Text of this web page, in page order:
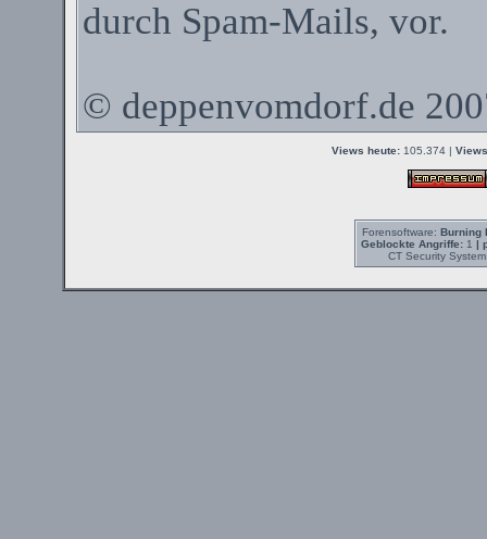
durch Spam-Mails, vor.
© deppenvomdorf.de
Views heute:105.374 |
Forensoftware: Burning
Geblockte Angriffe:1 |
CT Security